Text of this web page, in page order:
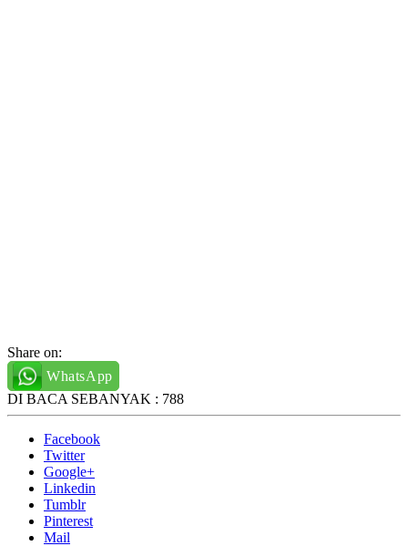
Share on:
WhatsApp
DI BACA SEBANYAK : 788
Facebook
Twitter
Google+
Linkedin
Tumblr
Pinterest
Mail